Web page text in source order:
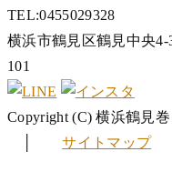
TEL:0455029328
横浜市鶴見区鶴見中央4-
101
Copyright (C) 横浜鶴見
│サイトマップ